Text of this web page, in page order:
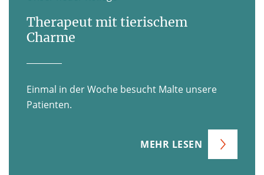
Therapeut mit tierischem
Charme
Einmal in der Woche besucht Malte unsere
Patienten.
MEHR LESEN